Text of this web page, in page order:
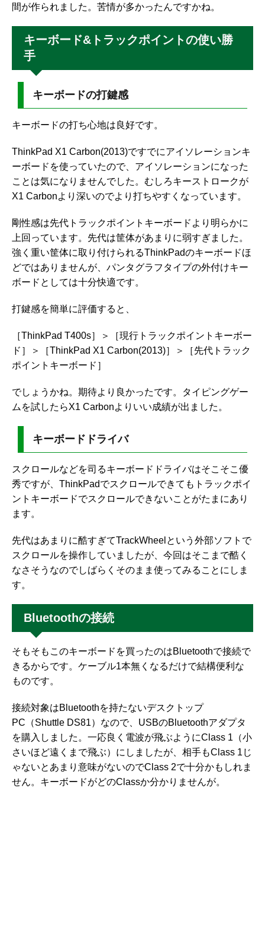
間が作られました。苦情が多かったんですかね。
キーボード&トラックポイントの使い勝
手
キーボードの打鍵感
キーボードの打ち心地は良好です。
ThinkPad X1 Carbon(2013)ですでにアイソレーションキ
ーボードを使っていたので、アイソレーションになった
ことは気になりませんでした。むしろキーストロークが
X1 Carbonより深いのでより打ちやすくなっています。
剛性感は先代トラックポイントキーボードより明らかに
上回っています。先代は筐体があまりに弱すぎました。
強く重い筐体に取り付けられるThinkPadのキーボードほ
どではありませんが、パンタグラフタイプの外付けキー
ボードとしては十分快適です。
打鍵感を簡単に評価すると、
［ThinkPad T400s］＞［現行トラックポイントキーボー
ド］＞［ThinkPad X1 Carbon(2013)］＞［先代トラック
ポイントキーボード］
でしょうかね。期待より良かったです。タイピングゲー
ムを試したらX1 Carbonよりいい成績が出ました。
キーボードドライバ
スクロールなどを司るキーボードドライバはそこそこ優
秀ですが、ThinkPadでスクロールできてもトラックポイ
ントキーボードでスクロールできないことがたまにあり
ます。
先代はあまりに酷すぎてTrackWheelという外部ソフトで
スクロールを操作していましたが、今回はそこまで酷く
なさそうなのでしばらくそのまま使ってみることにしま
す。
Bluetoothの接続
そもそもこのキーボードを買ったのはBluetoothで接続で
きるからです。ケーブル1本無くなるだけで結構便利な
ものです。
接続対象はBluetoothを持たないデスクトップ
PC（Shuttle DS81）なので、USBのBluetoothアダプタ
を購入しました。一応良く電波が飛ぶようにClass 1（小
さいほど遠くまで飛ぶ）にしましたが、相手もClass 1じ
ゃないとあまり意味がないのでClass 2で十分かもしれま
せん。キーボードがどのClassか分かりませんが。